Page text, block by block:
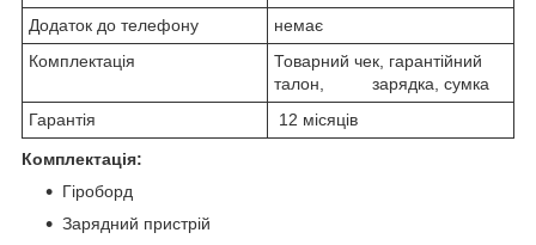
Додаток до телефону
немає
Комплектація
Товарний чек, гарантійний
талон, зарядка, сумка
Гарантія
12 місяців
Комплектація:
Гіроборд
Зарядний пристрій